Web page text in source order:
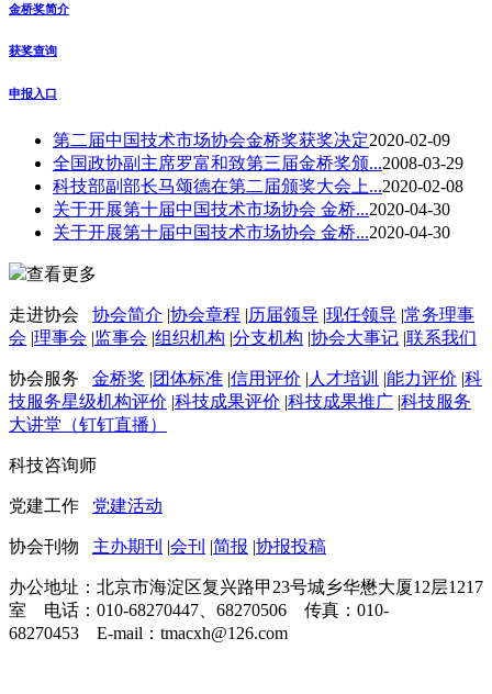
金桥奖简介
获奖查询
申报入口
第二届中国技术市场协会金桥奖获奖决定2020-02-09
全国政协副主席罗富和致第三届金桥奖颁...2008-03-29
科技部副部长马颂德在第二届颁奖大会上...2020-02-08
关于开展第十届中国技术市场协会 金桥...2020-04-30
关于开展第十届中国技术市场协会 金桥...2020-04-30
查看更多
走进协会 协会简介 |协会章程 |历届领导 |现任领导 |常务理事
会 |理事会 |监事会 |组织机构 |分支机构 |协会大事记 |联系我们
协会服务 金桥奖 |团体标准 |信用评价 |人才培训 |能力评价 |科
技服务星级机构评价 |科技成果评价 |科技成果推广 |科技服务
大讲堂（钉钉直播）
科技咨询师
党建工作 党建活动
协会刊物 主办期刊 |会刊 |简报 |协报投稿
办公地址：北京市海淀区复兴路甲23号城乡华懋大厦12层1217
室 电话：010-68270447、68270506 传真：010-
68270453 E-mail：tmacxh@126.com